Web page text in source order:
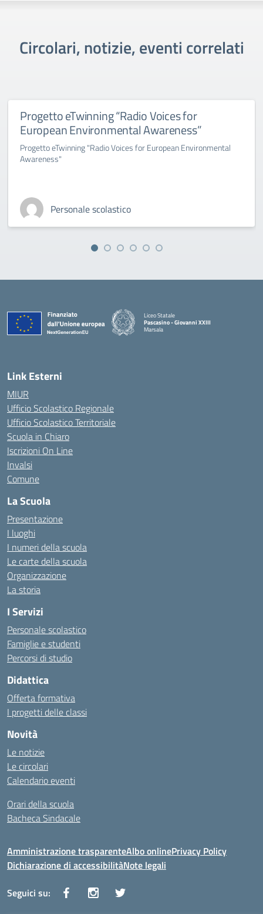
Circolari, notizie, eventi correlati
Progetto eTwinning “Radio Voices for
European Environmental Awareness”
Progetto eTwinning "Radio Voices for European Environmental
Awareness"
Personale scolastico
Liceo Statale
Pascasino - Giovanni XXIII
Marsala
Link Esterni
MIUR
Ufficio Scolastico Regionale
Ufficio Scolastico Territoriale
Scuola in Chiaro
Iscrizioni On Line
Invalsi
Comune
La Scuola
Presentazione
I luoghi
I numeri della scuola
Le carte della scuola
Organizzazione
La storia
I Servizi
Personale scolastico
Famiglie e studenti
Percorsi di studio
Didattica
Offerta formativa
I progetti delle classi
Novità
Le notizie
Le circolari
Calendario eventi
Orari della scuola
Bacheca Sindacale
Amministrazione trasparenteAlbo onlinePrivacy Policy
Dichiarazione di accessibilitàNote legali
Seguici su: